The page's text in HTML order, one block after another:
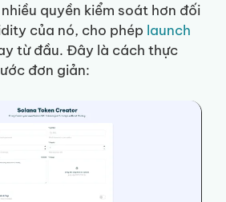
quyền kiểm soát hơn đối
của nó, cho phép launch
từ đầu. Đây là cách thực
đơn giản: